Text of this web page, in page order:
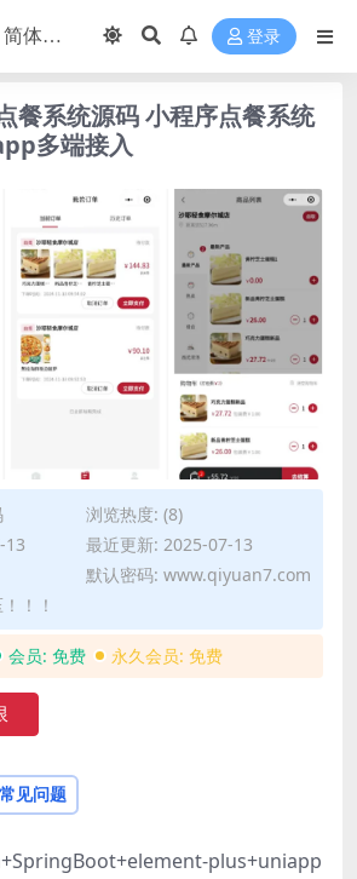
登录
餐系统源码 小程序点餐系统
多端接入
浏览热度: (8)
13
最近更新: 2025-07-13
默认密码: www.qiyuan7.com
！！
会员: 免费 永久会员: 免费
常见问题
plus+uniapp